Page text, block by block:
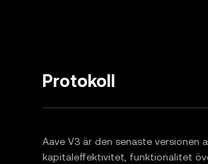
Protokoll
Aave V3 är den senaste
kapitaleffektivitet, funktionalitet